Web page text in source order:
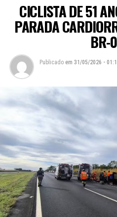
CICLISTA DE 51
PARADA
BR-
Publicado em 31/05/2026 -